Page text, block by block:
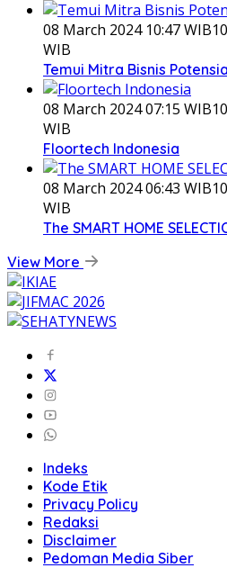
08 March 2024 10:47 WIB
WIB
Temui Mitra Bisnis
08 March 2024 07:15 WIB
WIB
Floortech Indonesia
08 March 2024 06:43 WIB
WIB
The SMART HOME
View More
Indeks
Kode Etik
Privacy Policy
Redaksi
Disclaimer
Pedoman Media Siber